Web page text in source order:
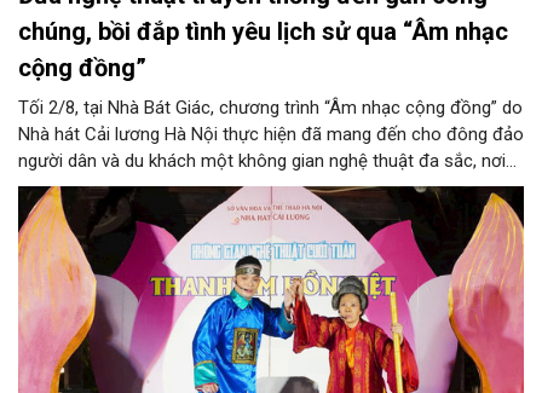
chúng, bồi đắp tình yêu lịch sử qua “Âm nhạc
cộng đồng”
Tối 2/8, tại Nhà Bát Giác, chương trình “Âm nhạc cộng đồng” do
Nhà hát Cải lương Hà Nội thực hiện đã mang đến cho đông đảo
người dân và du khách một không gian nghệ thuật đa sắc, nơi
những làn điệu cải lương, ca cổ, tân cổ và các tiết mục múa
hòa quyện trong không gian của phố đi bộ hồ Hoàn Kiếm. Đặc
biệt, chương trình có sự giao lưu của các nghệ sĩ đến từ
phương Nam, góp phần tạo nên cuộc gặp gỡ nghệ thuật giàu
cảm xúc.